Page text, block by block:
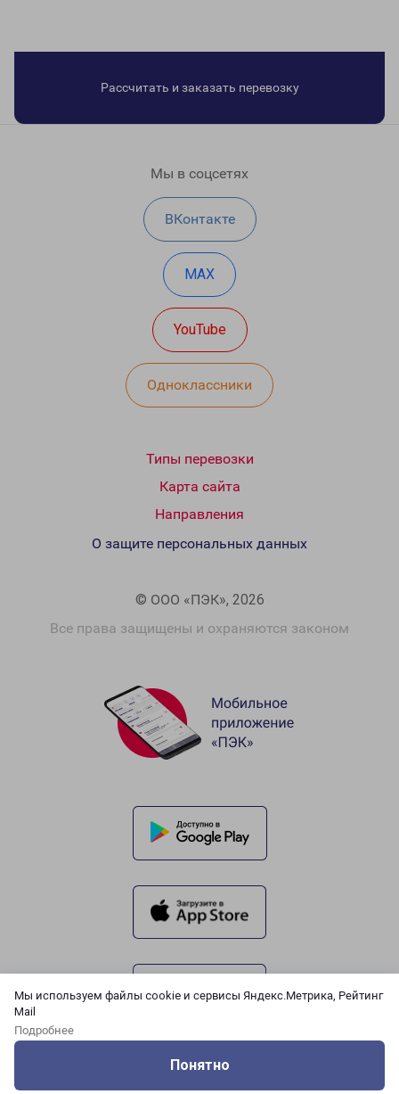
Мы используем файлы cookie и сервисы Яндекс.Метрика, Рейтинг
Mail
Подробнее
Понятно
Рассчитать и заказать перевозку
Мы в соцсетях
ВКонтакте
MAX
YouTube
Одноклассники
Типы перевозки
Карта сайта
Направления
© ООО «ПЭК», 2026
Все права защищены и охраняются законом
О защите персональных данных